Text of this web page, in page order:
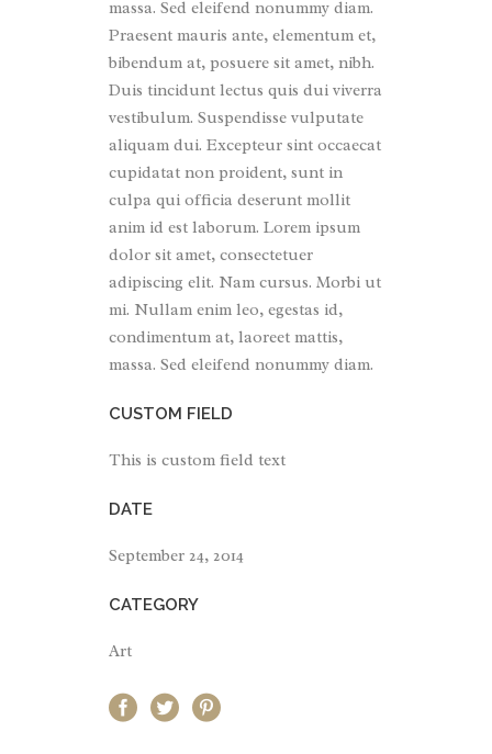
massa. Sed eleifend nonummy diam.
Praesent mauris ante, elementum et,
bibendum at, posuere sit amet, nibh.
Duis tincidunt lectus quis dui viverra
vestibulum. Suspendisse vulputate
aliquam dui. Excepteur sint occaecat
cupidatat non proident, sunt in
culpa qui officia deserunt mollit
anim id est laborum. Lorem ipsum
dolor sit amet, consectetuer
adipiscing elit. Nam cursus. Morbi ut
mi. Nullam enim leo, egestas id,
condimentum at, laoreet mattis,
massa. Sed eleifend nonummy diam.
CUSTOM FIELD
This is custom field text
DATE
September 24, 2014
CATEGORY
Art